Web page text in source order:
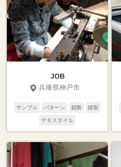
JOB
兵庫県神戸市
サンプル パターン 裁断 縫製
テキスタイル